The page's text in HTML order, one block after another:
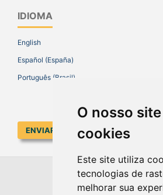
O nosso
cookies
Este site utiliza
tecnologias de
melhorar sua
IDIOMA
English
Español (España)
Português (Brasil)
ENVIAR SUBMISSÃO
EDUCAR EM